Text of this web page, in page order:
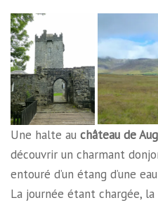
Une halte au château de
découvrir un charmant
entouré d’un étang d’une
La journée étant chargée,